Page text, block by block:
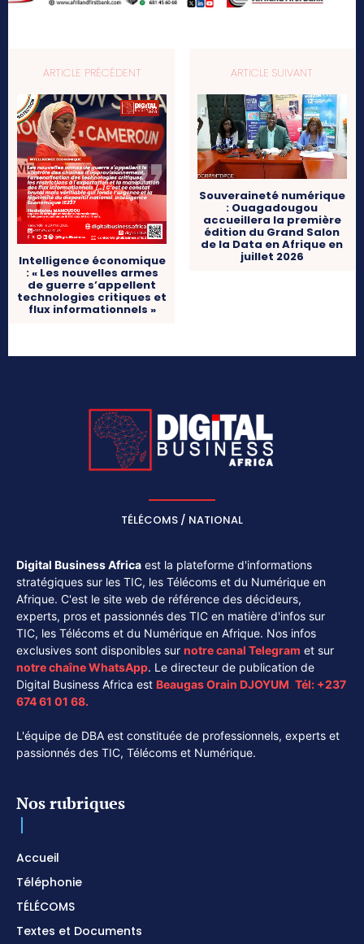
ARTICLE PRÉCÉDENT
Intelligence économique
: « Les nouvelles armes
de guerre s’appellent
technologies critiques et
flux informationnels »
ARTICLE SUIVANT
Souveraineté numérique
: Ouagadougou
accueillera la première
édition du Grand Salon
de la Data en Afrique en
juillet 2026
TÉLÉCOMS / NATIONAL
Digital Business Africa est la plateforme d'informations
stratégiques sur les TIC, les Télécoms et du Numérique en
Afrique. C'est le site web de référence des décideurs,
experts, pros et passionnés des TIC en matière d'infos sur
TIC, les Télécoms et du Numérique en Afrique. Nos infos
exclusives sont disponibles sur notre canal Telegram et sur
notre chaîneWhatsApp. Le directeur de publication de
Digital Business Africa est Beaugas Orain DJOYUM. Tél: +237
674 61 01 68.
L'équipe de DBA est constituée de professionnels, experts et
passionnés des TIC, Télécoms et Numérique.
Nos rubriques
Accueil
Téléphonie
TÉLÉCOMS
Textes et Documents